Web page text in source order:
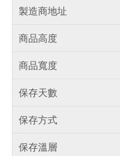
製造商地址
商品高度
商品寬度
保存天數
保存方式
保存溫層